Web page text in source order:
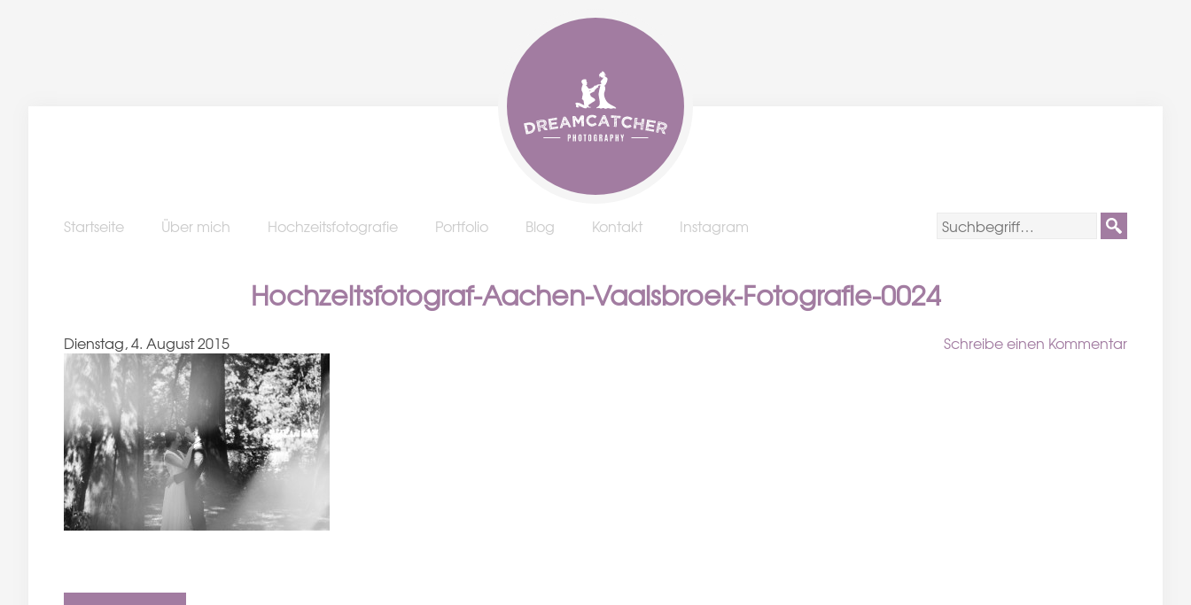
Startseite Über mich Hochzeitsfotografie Portfolio Blog Kontakt Instagram
Hochzeitsfotograf-Aachen-Vaalsbroek-Fotografie-0024
Dienstag, 4. August 2015 Schreibe einen Kommentar